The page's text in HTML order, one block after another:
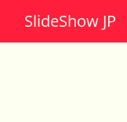
SlideShow JP